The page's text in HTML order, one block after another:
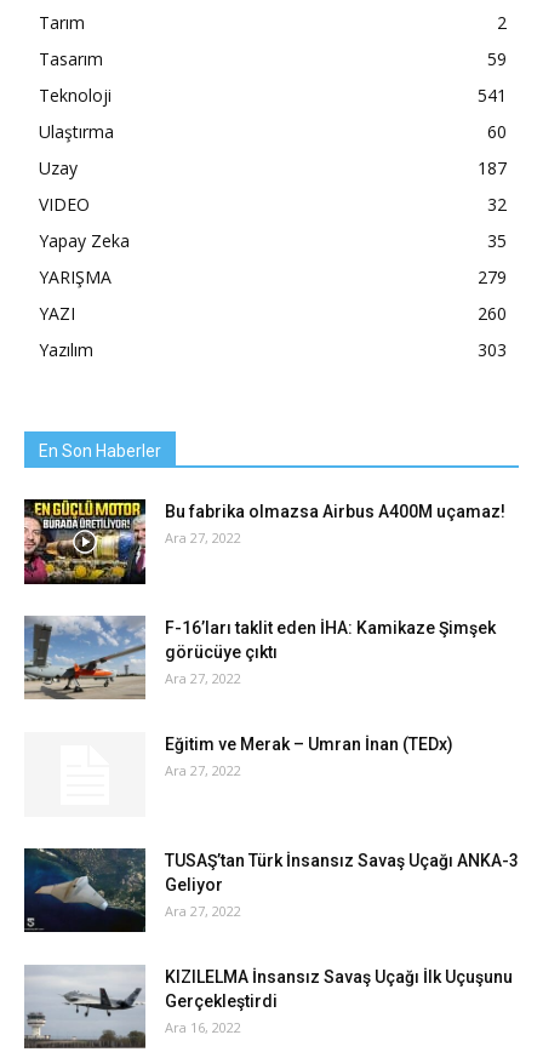
Tarım
2
Tasarım
59
Teknoloji
541
Ulaştırma
60
Uzay
187
VIDEO
32
Yapay Zeka
35
YARIŞMA
279
YAZI
260
Yazılım
303
En Son Haberler
Bu fabrika olmazsa Airbus A400M uçamaz!
Ara 27, 2022
F-16’ları taklit eden İHA: Kamikaze Şimşek
görücüye çıktı
Ara 27, 2022
Eğitim ve Merak – Umran İnan (TEDx)
Ara 27, 2022
TUSAŞ’tan Türk İnsansız Savaş Uçağı ANKA-3
Geliyor
Ara 27, 2022
KIZILELMA İnsansız Savaş Uçağı İlk Uçuşunu
Gerçekleştirdi
Ara 16, 2022